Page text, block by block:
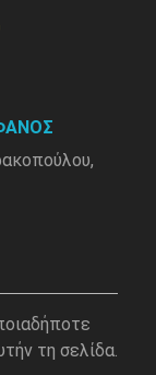
τη σελίδα.